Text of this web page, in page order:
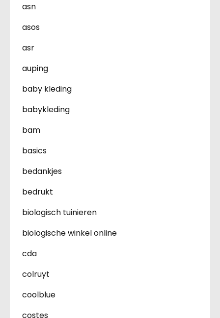
asn
asos
asr
auping
baby kleding
babykleding
bam
basics
bedankjes
bedrukt
biologisch tuinieren
biologische winkel online
cda
colruyt
coolblue
costes